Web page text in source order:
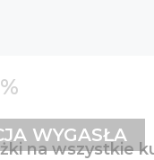
na wszystkie
WYGASŁA